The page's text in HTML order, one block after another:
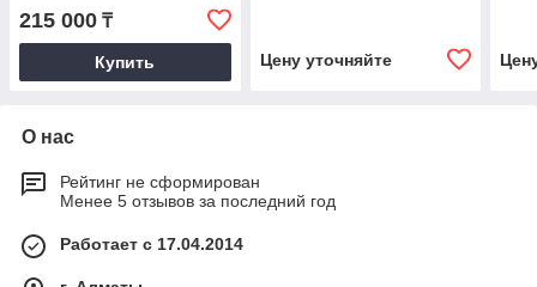
215 000 ₸
Купить Цену уточняйте
О нас
Рейтинг не сформирован
Менее 5 отзывов за последний год
Работает с 17.04.2014